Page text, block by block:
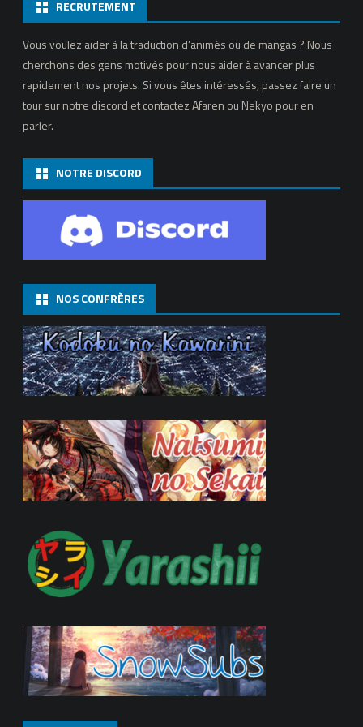
RECRUTEMENT
Vous voulez aider à la traduction d’animés ou de mangas ? Nous
cherchons des gens motivés pour nous aider à avancer plus
rapidement nos projets. Si vous êtes intéressés, passez faire un
tour sur notre discord et contactez Afaren ou Nekyo pour en
parler.
NOTRE DISCORD
NOS CONFRÈRES